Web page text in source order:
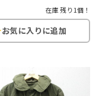
在庫 残り1個！